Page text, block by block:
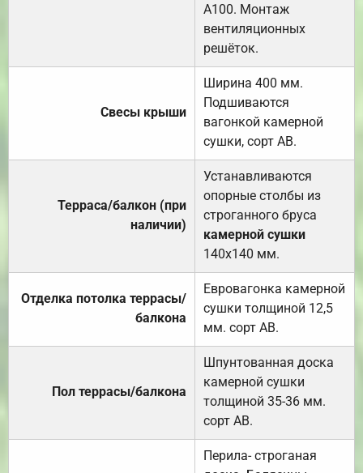
А100. Монтаж
вентиляционных
решёток.
Свесы крыши
Ширина 400 мм.
Подшиваются
вагонкой камерной
сушки, сорт АВ.
Терраса/балкон (при
наличии)
Устанавливаются
опорные столбы из
строганного бруса
камерной сушки
140х140 мм.
Отделка потолка террасы/
балкона
Евровагонка камерной
сушки толщиной 12,5
мм. сорт АВ.
Пол террасы/балкона
Шпунтованная доска
камерной сушки
толщиной 35-36 мм.
сорт АВ.
Перила- строганая